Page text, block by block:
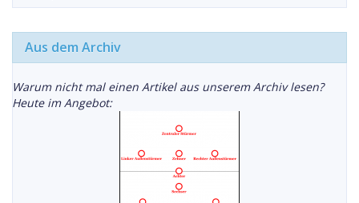
Aus dem Archiv
Warum nicht mal einen Artikel aus unserem Archiv lesen?
Heute im Angebot: